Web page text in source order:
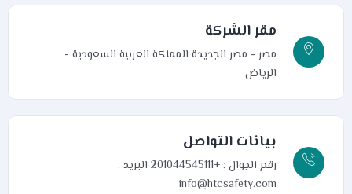
مقر الشركة
مصر - مصر الجديدة المملكة العربية السعودية -
الرياض
بيانات التواصل
رقم الجوال : +201044545111
البريد :
info@htcsafety.com